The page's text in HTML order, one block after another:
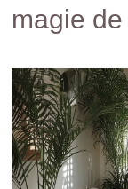
magie